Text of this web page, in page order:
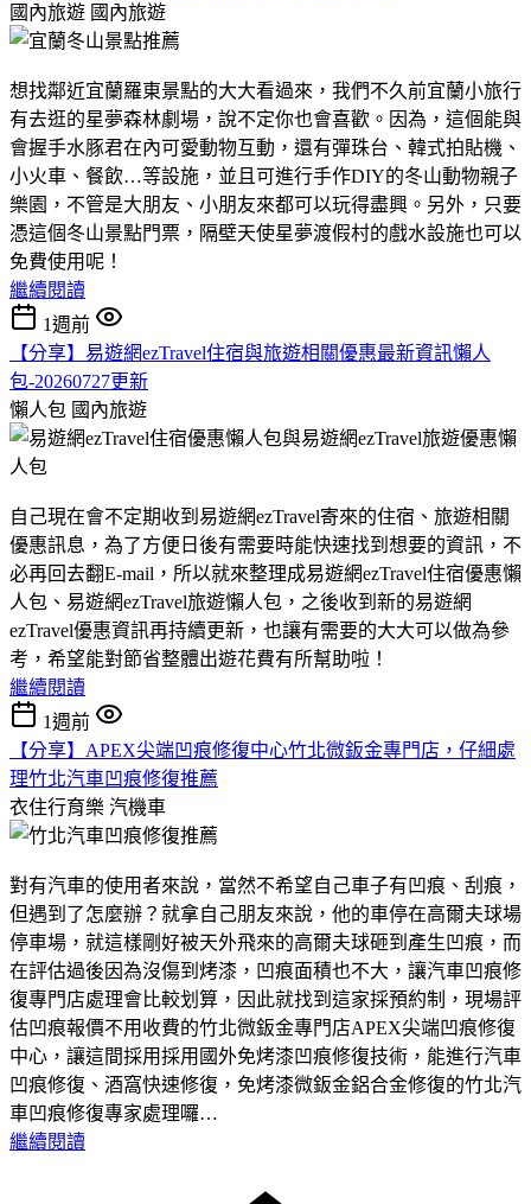
國內旅遊 國內旅遊
想找鄰近宜蘭羅東景點的大大看過來，我們不久前宜蘭小旅行
有去逛的星夢森林劇場，說不定你也會喜歡。因為，這個能與
會握手水豚君在內可愛動物互動，還有彈珠台、韓式拍貼機、
小火車、餐飲…等設施，並且可進行手作DIY的冬山動物親子
樂園，不管是大朋友、小朋友來都可以玩得盡興。另外，只要
憑這個冬山景點門票，隔壁天使星夢渡假村的戲水設施也可以
免費使用呢！
繼續閱讀
1週前
【分享】易遊網ezTravel住宿與旅遊相關優惠最新資訊懶人
包-20260727更新
懶人包 國內旅遊
自己現在會不定期收到易遊網ezTravel寄來的住宿、旅遊相關
優惠訊息，為了方便日後有需要時能快速找到想要的資訊，不
必再回去翻E-mail，所以就來整理成易遊網ezTravel住宿優惠懶
人包、易遊網ezTravel旅遊懶人包，之後收到新的易遊網
ezTravel優惠資訊再持續更新，也讓有需要的大大可以做為參
考，希望能對節省整體出遊花費有所幫助啦！
繼續閱讀
1週前
【分享】APEX尖端凹痕修復中心竹北微鈑金專門店，仔細處
理竹北汽車凹痕修復推薦
衣住行育樂 汽機車
對有汽車的使用者來說，當然不希望自己車子有凹痕、刮痕，
但遇到了怎麼辦？就拿自己朋友來說，他的車停在高爾夫球場
停車場，就這樣剛好被天外飛來的高爾夫球砸到產生凹痕，而
在評估過後因為沒傷到烤漆，凹痕面積也不大，讓汽車凹痕修
復專門店處理會比較划算，因此就找到這家採預約制，現場評
估凹痕報價不用收費的竹北微鈑金專門店APEX尖端凹痕修復
中心，讓這間採用採用國外免烤漆凹痕修復技術，能進行汽車
凹痕修復、酒窩快速修復，免烤漆微鈑金鋁合金修復的竹北汽
車凹痕修復專家處理囉…
繼續閱讀